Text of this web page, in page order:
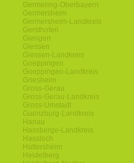
Germering-Oberbayern
Germersheim
Germersheim-Landkreis
Gersthofen
Giengen
Giessen
Giessen-Landkreis
Goeppingen
Goeppingen-Landkreis
Griesheim
Gross-Gerau
Gross-Gerau-Landkreis
Gross-Umstadt
Guenzburg-Landkreis
Hanau
Hassberge-Landkreis
Hassloch
Hattersheim
Heidelberg